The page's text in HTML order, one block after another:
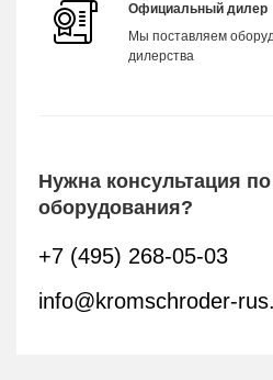
Официальный дилер
Мы поставляем
дилерства
Нужна консультация
оборудования?
+7 (495) 268-05-03
info@kromschroder-